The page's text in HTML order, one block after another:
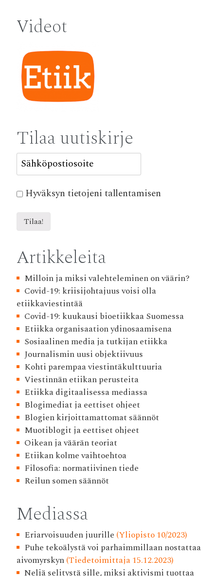
Videot
Tilaa uutiskirje
Hyväksyn tietojeni tallentamisen
Artikkeleita
Milloin ja miksi valehteleminen on väärin?
Covid-19: kriisijohtajuus voisi olla
etiikkaviestintää
Covid-19: kuukausi bioetiikkaa Suomessa
Etiikka organisaation ydinosaamisena
Sosiaalinen media ja tutkijan etiikka
Journalismin uusi objektiivuus
Kohti parempaa viestintäkulttuuria
Viestinnän etiikan perusteita
Etiikka digitaalisessa mediassa
Blogimediat ja eettiset ohjeet
Blogien kirjoittamattomat säännöt
Muotiblogit ja eettiset ohjeet
Oikean ja väärän teoriat
Etiikan kolme vaihtoehtoa
Filosofia: normatiivinen tiede
Reilun somen säännöt
Mediassa
Eriarvoisuuden juurille (Yliopisto 10/2023)
Puhe tekoälystä voi parhaimmillaan nostattaa
aivomyrskyn(Tiedetoimittaja 15.12.2023)
Neljä selitystä sille, miksi aktivismi tuottaa